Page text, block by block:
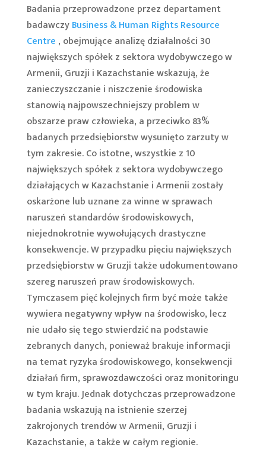
Badania przeprowadzone przez departament
badawczyBusiness & Human Rights Resource
Centre , obejmujące analizę działalności 30
największych spółek z sektora wydobywczego w
Armenii, Gruzji i Kazachstanie wskazują, że
zanieczyszczanie i niszczenie środowiska
stanowią najpowszechniejszy problem w
obszarze praw człowieka, a przeciwko 83%
badanych przedsiębiorstw wysunięto zarzuty w
tym zakresie. Co istotne, wszystkie z 10
największych spółek z sektora wydobywczego
działających w Kazachstanie i Armenii zostały
oskarżone lub uznane za winne w sprawach
naruszeń standardów środowiskowych,
niejednokrotnie wywołujących drastyczne
konsekwencje. W przypadku pięciu największych
przedsiębiorstw w Gruzji także udokumentowano
szereg naruszeń praw środowiskowych.
Tymczasem pięć kolejnych firm być może także
wywiera negatywny wpływ na środowisko, lecz
nie udało się tego stwierdzić na podstawie
zebranych danych, ponieważ brakuje informacji
na temat ryzyka środowiskowego, konsekwencji
działań firm, sprawozdawczości oraz monitoringu
w tym kraju. Jednak dotychczas przeprowadzone
badania wskazują na istnienie szerzej
zakrojonych trendów w Armenii, Gruzji i
Kazachstanie, a także w całym regionie.